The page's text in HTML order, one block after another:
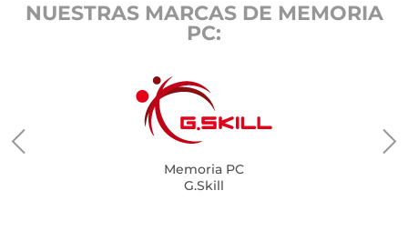
NUESTRAS MARCAS DE MEMORIA
PC:
Memoria PC
G.Skill